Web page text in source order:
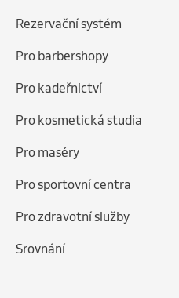
Rezervační systém
Pro barbershopy
Pro kadeřnictví
Pro kosmetická studia
Pro maséry
Pro sportovní centra
Pro zdravotní služby
Srovnání